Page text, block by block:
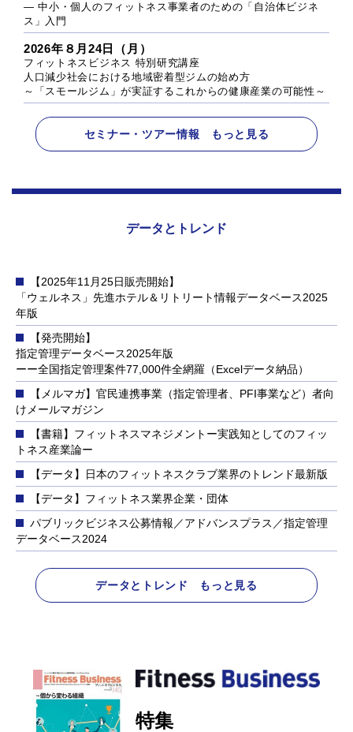
― 中小・個人のフィットネス事業者のための「自治体ビジネ
ス」入門
2026年８月24日（月）
フィットネスビジネス 特別研究講座
人口減少社会における地域密着型ジムの始め方
～「スモールジム」が実証するこれからの健康産業の可能性～
セミナー・ツアー情報 もっと見る
データとトレンド
【2025年11月25日販売開始】
「ウェルネス」先進ホテル＆リトリート情報データベース2025
年版
【発売開始】
指定管理データベース2025年版
ーー全国指定管理案件77,000件全網羅（Excelデータ納品）
【メルマガ】官民連携事業（指定管理者、PFI事業など）者向
けメールマガジン
【書籍】フィットネスマネジメントー実践知としてのフィッ
トネス産業論ー
【データ】日本のフィットネスクラブ業界のトレンド最新版
【データ】フィットネス業界企業・団体
パブリックビジネス公募情報／アドバンスプラス／指定管理
データベース2024
データとトレンド もっと見る
特集